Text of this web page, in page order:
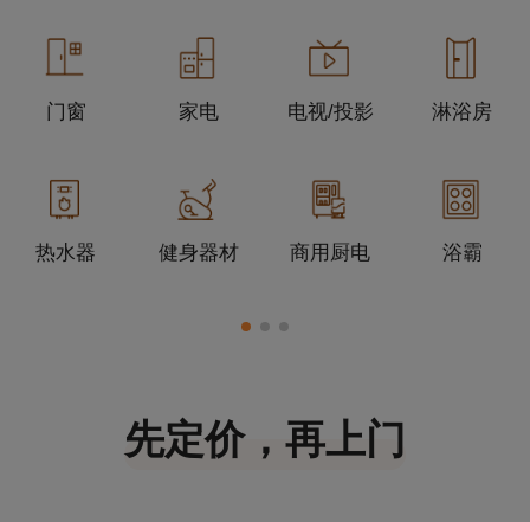
门窗 家电 电视/投影 淋浴房
热水器 健身器材 商用厨电 浴霸
先定价，再上门